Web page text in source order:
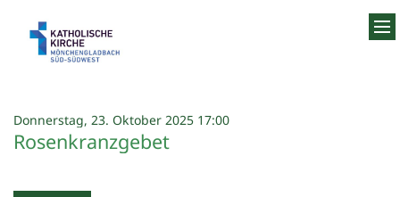
Donnerstag, 23. Oktober 2025 17:00:
Rosenkranzgebet